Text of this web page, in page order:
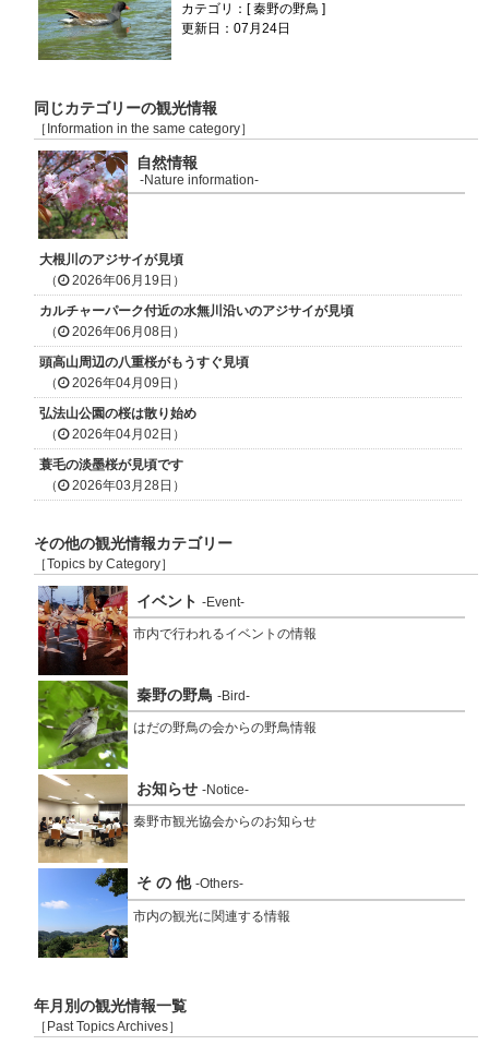
カテゴリ：[ 秦野の野鳥 ]
更新日：07月24日
同じカテゴリーの観光情報
［Information in the same category］
自然情報
-Nature information-
大根川のアジサイが見頃
（
2026年06月19日）
カルチャーパーク付近の水無川沿いのアジサイが見頃
（
2026年06月08日）
頭高山周辺の八重桜がもうすぐ見頃
（
2026年04月09日）
弘法山公園の桜は散り始め
（
2026年04月02日）
蓑毛の淡墨桜が見頃です
（
2026年03月28日）
その他の観光情報カテゴリー
［Topics by Category］
イベント -Event-
市内で行われるイベントの情報
秦野の野鳥 -Bird-
はだの野鳥の会からの野鳥情報
お知らせ -Notice-
秦野市観光協会からのお知らせ
そ の 他 -Others-
市内の観光に関連する情報
年月別の観光情報一覧
［Past Topics Archives］